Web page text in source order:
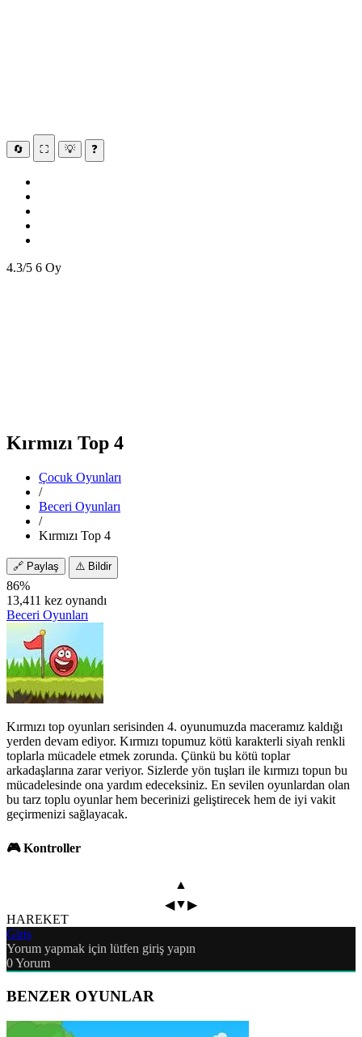
🔄 ⛶ 💡 ❓
4.3/5 6 Oy
Kırmızı Top 4
Çocuk Oyunları
/
Beceri Oyunları
/
Kırmızı Top 4
🔗 Paylaş ⚠️ Bildir
86%
13,411 kez oynandı
Beceri Oyunları
Kırmızı top oyunları serisinden 4. oyunumuzda maceramız kaldığı
yerden devam ediyor. Kırmızı topumuz kötü karakterli siyah renkli
toplarla mücadele etmek zorunda. Çünkü bu kötü toplar
arkadaşlarına zarar veriyor. Sizlerde yön tuşları ile kırmızı topun bu
mücadelesinde ona yardım edeceksiniz. En sevilen oyunlardan olan
bu tarz toplu oyunlar hem becerinizi geliştirecek hem de iyi vakit
geçirmenizi sağlayacak.
🎮 Kontroller
▲
◀▼▶
HAREKET
Giriş
Yorum yapmak için lütfen giriş yapın
0Yorum
BENZER OYUNLAR